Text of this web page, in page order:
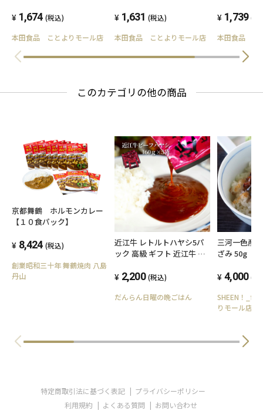
1,674 (税込)
本田食品 ことよりモール店
1,631 (税込)
本田食品 ことよりモール店
べ比べセット
1,739 (税
本田食品 こ
このカテゴリの他の商品
京都舞鶴 ホルモンカレー
【１０食パック】
8,424 (税込)
創業昭和三十年 舞鶴焼肉 八島
丹山
近江牛 レトルトハヤシ5パ
ック 高級 ギフト 近江牛 レ
当地 国産 黒毛和牛 滋賀県
祝い あす楽 防災 備蓄 備え
いしがうれしが
2,200 (税込)
だんらん日曜の晩ごはん
三河一色産
ざみ 50g（
凍4,000 (税
SHEEN！
りモール店
特定商取引法に基づく表記
プライバシーポリシー
利用規約
よくある質問 お問い合わせ